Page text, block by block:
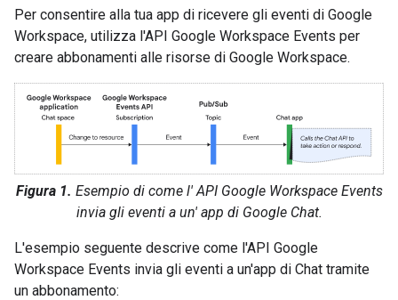
Per consentire alla tua app di ricevere gli eventi di Google
Workspace, utilizza l'API Google Workspace Events per
creare abbonamenti alle risorse di Google Workspace.
Figura 1. Esempio di come l' API Google Workspace Events
invia gli eventi a un' app di Google Chat.
L'esempio seguente descrive come l'API Google
Workspace Events invia gli eventi a un'app di Chat tramite
un abbonamento: